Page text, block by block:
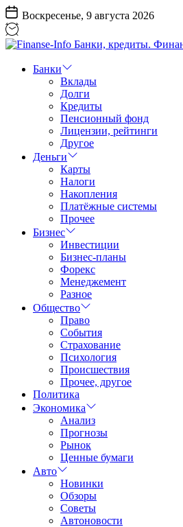
Перейти
к
содержанию
Воскресенье, 9 августа 2026
Info
Финансовый
обозреватель
Банки
Вклады
Долги
Кредиты
Пенсионный фонд
Лицензии, рейтинги
Другое
Деньги
Карты
Налоги
Накопления
Платёжные системы
Прочее
Бизнес
Инвестиции
Бизнес-планы
Форекс
Менеджемент
Разное
Общество
Право
События
Страхование
Психология
Происшествия
Прочее, другое
Политика
Экономика
Анализ
Прогнозы
Рынок
Ценные бумаги
Авто
Новинки
Обзоры
Советы
Автоновости